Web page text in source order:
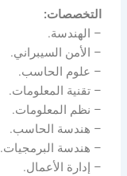
التخصصات:
– الهندسة.
– الأمن السيبراني.
– علوم الحاسب.
– تقنية المعلومات.
– نظم المعلومات.
– هندسة الحاسب.
– هندسة البرمجيات.
– إدارة الأعمال.